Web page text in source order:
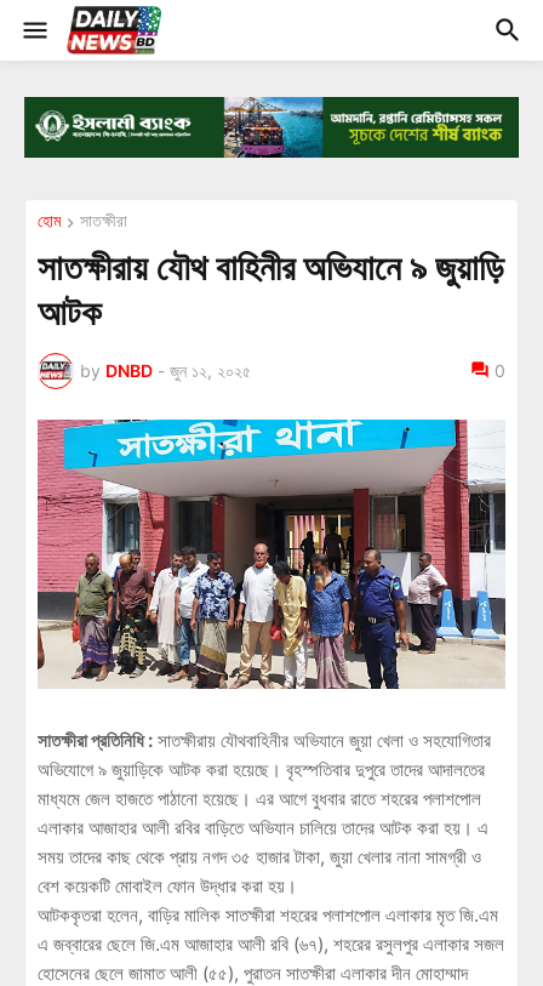
হোম সাতক্ষীরা
সাতক্ষীরায় যৌথ বাহিনীর অভিযানে ৯ জুয়াড়ি
আটক
by DNBD - জুন ১২, ২০২৫ 0
সাতক্ষীরা প্রতিনিধি : সাতক্ষীরায় যৌথবাহিনীর অভিযানে জুয়া খেলা ও সহযোগিতার
অভিযোগে ৯ জুয়াড়িকে আটক করা হয়েছে। বৃহস্পতিবার দুপুরে তাদের আদালতের
মাধ্যমে জেল হাজতে পাঠানো হয়েছে। এর আগে বুধবার রাতে শহরের পলাশপোল
এলাকার আজাহার আলী রবির বাড়িতে অভিযান চালিয়ে তাদের আটক করা হয়। এ
সময় তাদের কাছ থেকে প্রায় নগদ ৩৫ হাজার টাকা, জুয়া খেলার নানা সামগ্রী ও
বেশ কয়েকটি মোবাইল ফোন উদ্ধার করা হয়।
আটককৃতরা হলেন, বাড়ির মালিক সাতক্ষীরা শহরের পলাশপোল এলাকার মৃত জি.এম
এ জব্বারের ছেলে জি.এম আজাহার আলী রবি (৬৭), শহরের রসুলপুর এলাকার সজল
হোসেনের ছেলে জামাত আলী (৫৫), পুরাতন সাতক্ষীরা এলাকার দীন মোহাম্মাদ